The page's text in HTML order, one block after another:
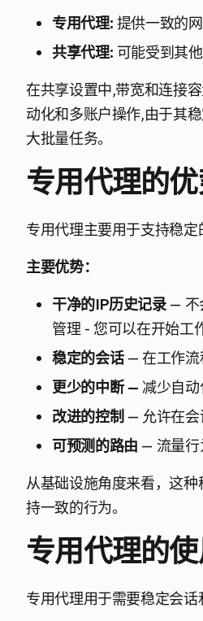
专用代理: 提供一致的
共享代理: 可能受到其
在共享设置中,带宽和连接
动化和多账户操作,由于其
大批量任务。
专用代理的
专用代理主要用于支持稳定
主要优势：
干净的IP历史记录— 不
管理 - 您可以在开始工
稳定的会话— 在工作流
更少的中断 — 减少自
改进的控制 — 允许在会
可预测的路由 — 流量行
从基础设施角度来看，这
持一致的行为。
专用代理的
专用代理用于需要稳定会话